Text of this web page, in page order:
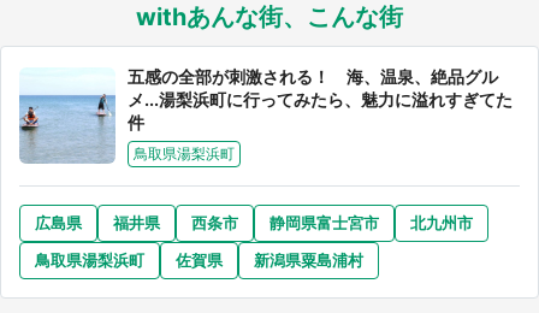
withあんな街、こんな街
五感の全部が刺激される！ 海、温泉、絶品グル
メ...湯梨浜町に行ってみたら、魅力に溢れすぎてた
件
鳥取県湯梨浜町
広島県 福井県 西条市 静岡県富士宮市
北九州市
鳥取県湯梨浜町
佐賀県 新潟県粟島浦村